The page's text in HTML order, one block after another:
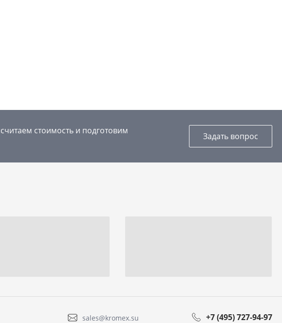
стоимость и подготовим
Задать вопрос
sales@kromex.su +7 (495) 727-94-97